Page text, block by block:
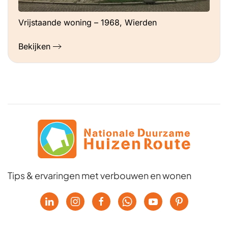
Vrijstaande woning – 1968, Wierden
Bekijken
Tips & ervaringen met verbouwen en wonen